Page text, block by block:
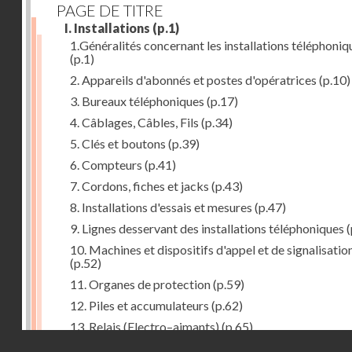
PAGE DE TITRE
I. Installations (p.1)
1.Généralités concernant les installations
(p.1)
2. Appareils d'abonnés et postes d'opératrices (p.10)
3. Bureaux téléphoniques (p.17)
4. Câblages, Câbles, Fils (p.34)
5. Clés et boutons (p.39)
6. Compteurs (p.41)
7. Cordons, fiches et jacks (p.43)
8. Installations d'essais et mesures (p.47)
9. Lignes desservant des installations téléphoniques
10. Machines et dispositifs d'appel et de
(p.52)
11. Organes de protection(p.59)
12. Piles et accumulateurs (p.62)
13. Relais (Electro–aimants) (p.65)